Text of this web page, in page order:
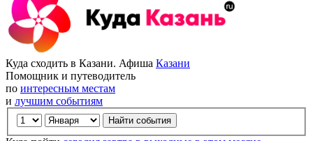
Куда сходить в Казани. Афиша Казани
Помощник и путеводитель
по интересным местам
и лучшим событиям